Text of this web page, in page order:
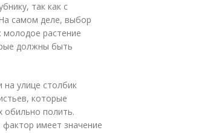
так как с
самом деле, выбор
молодое растение
должны быть
улице столбик
которые
обильно полить.
имеет значение